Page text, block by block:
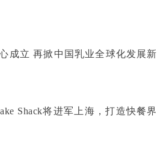
成立 再掀中国乳业全球化发展新
Shack将进军上海，打造快餐界